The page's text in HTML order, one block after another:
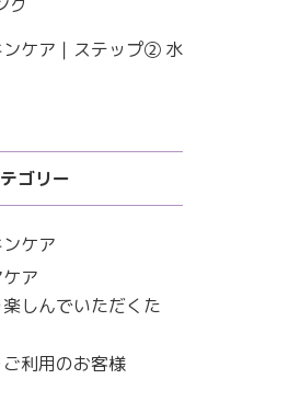
ケア｜ステップ② 水
ゴリー
ケア
ア
しんでいただくた
利用のお客様